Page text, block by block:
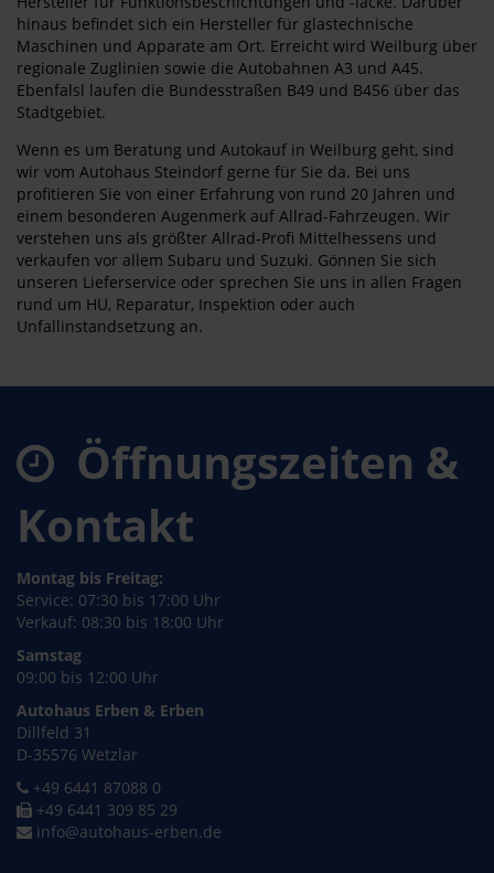
hinaus befindet sich ein Hersteller für glastechnische
Maschinen und Apparate am Ort. Erreicht wird Weilburg über
regionale Zuglinien sowie die Autobahnen A3 und A45.
Ebenfalsl laufen die Bundesstraßen B49 und B456 über das
Stadtgebiet.
Wenn es um Beratung und Autokauf in Weilburg geht, sind
wir vom Autohaus Steindorf gerne für Sie da. Bei uns
profitieren Sie von einer Erfahrung von rund 20 Jahren und
einem besonderen Augenmerk auf Allrad-Fahrzeugen. Wir
verstehen uns als größter Allrad-Profi Mittelhessens und
verkaufen vor allem Subaru und Suzuki. Gönnen Sie sich
unseren Lieferservice oder sprechen Sie uns in allen Fragen
rund um HU, Reparatur, Inspektion oder auch
Unfallinstandsetzung an.
Öffnungszeiten &
Kontakt
Montag bis Freitag:
Service: 07:30 bis 17:00 Uhr
Verkauf: 08:30 bis 18:00 Uhr
Samstag
09:00 bis 12:00 Uhr
Autohaus Erben & Erben
Dillfeld 31
D-35576 Wetzlar
+49 6441 87088 0
+49 6441 309 85 29
info@autohaus-erben.de